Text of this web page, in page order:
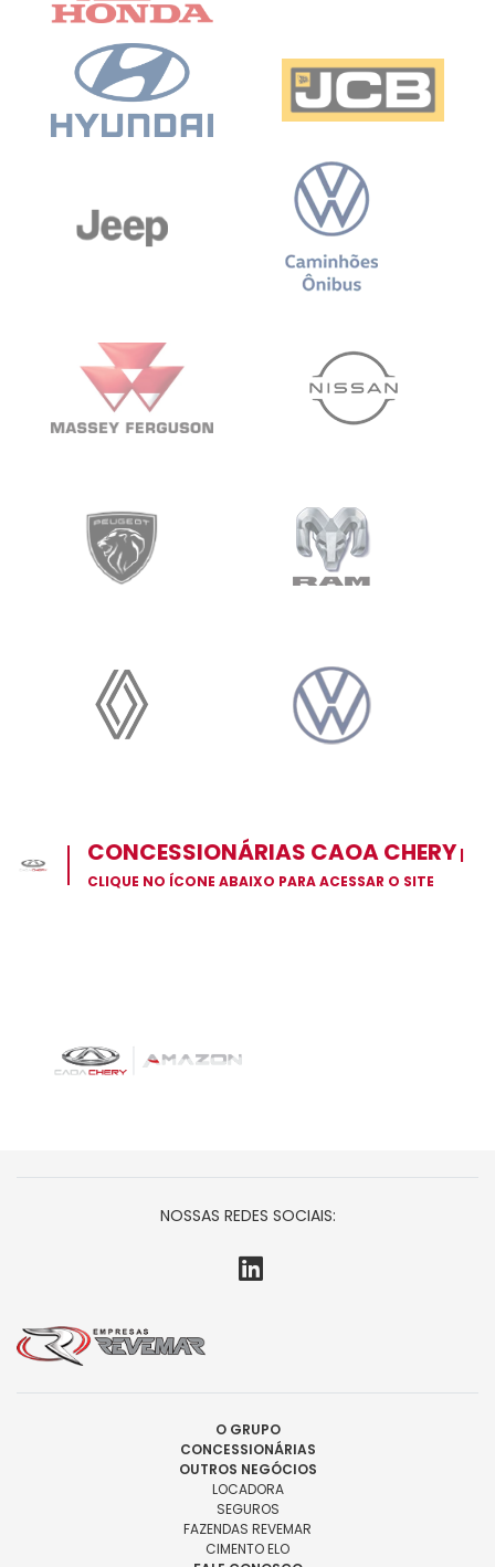
CONCESSIONÁRIAS CAOA CHERY
NOSSAS REDES SOCIAIS:
O GRUPO
CONCESSIONÁRIAS
OUTROS NEGÓCIOS
LOCADORA
SEGUROS
FAZENDAS REVEMAR
CIMENTO ELO